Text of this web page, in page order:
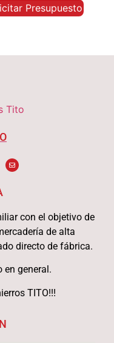
Presupuesto
con el objetivo de
de alta
directo de fábrica.
en general.
TITO!!!